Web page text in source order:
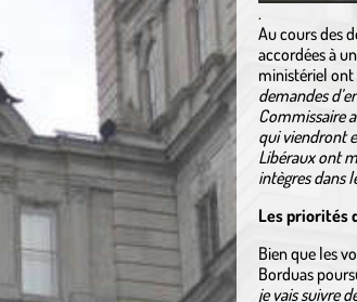
.
Au cours des
accordées à
ministériel
demandes
Commissaire
qui viendront
Libéraux ont
intègres dans
Les priorités
Bien que les
Borduas
je vais suivre